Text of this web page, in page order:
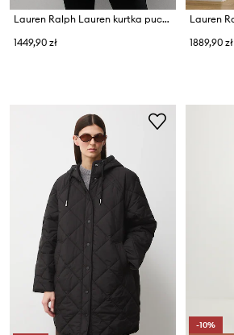
Lauren Ralph Lauren kurtka puchowa
1449,90 zł
1889,90 zł
-10%